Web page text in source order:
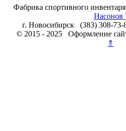
Фабрика спортивного инвентаря
Насонов
г. Новосибирск (383) 308-
© 2015 - 2025 Оформление
⇑